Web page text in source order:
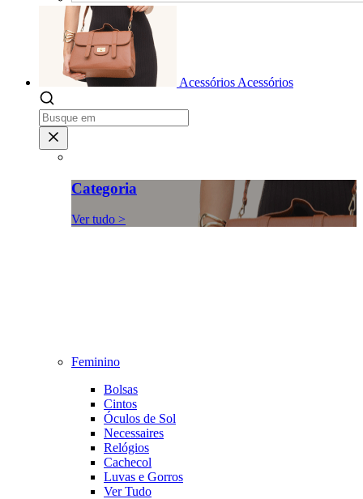
Acessórios Acessórios
Categoria
Ver tudo >
Feminino
Bolsas
Cintos
Óculos de Sol
Necessaires
Relógios
Cachecol
Luvas e Gorros
Ver Tudo